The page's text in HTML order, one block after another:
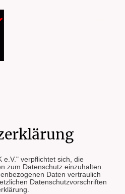
e.V." verpflichtet sich, die
zum Datenschutz einzuhalten.
Daten vertraulich
Datenschutzvorschriften